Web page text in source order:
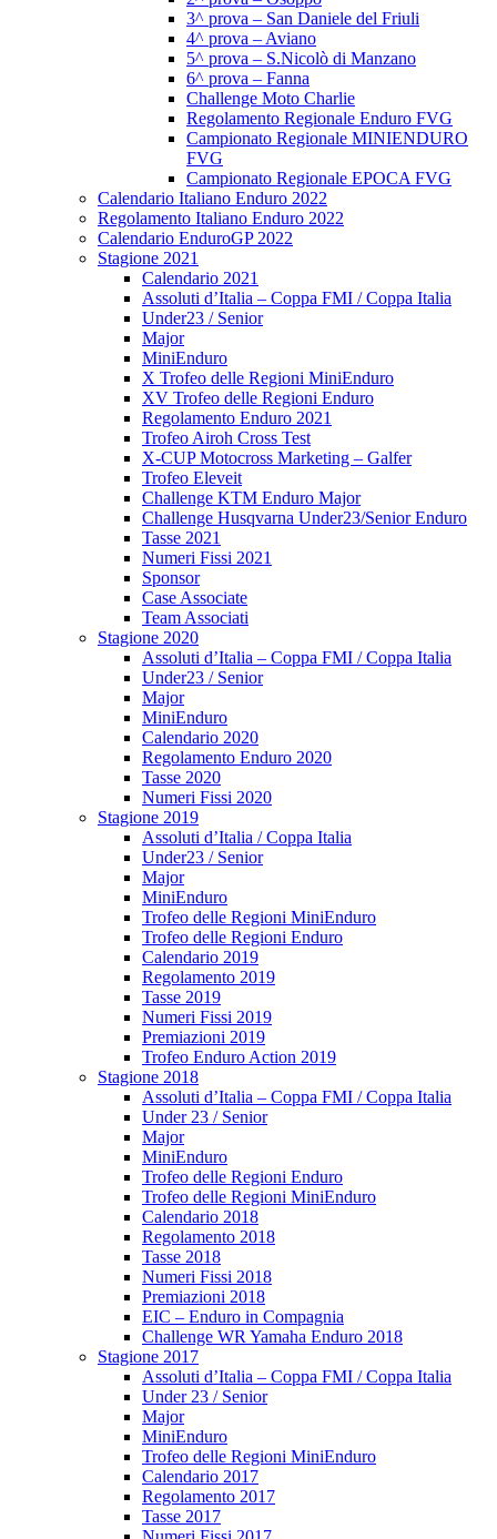
3^ prova – San Daniele del Friuli
4^ prova – Aviano
5^ prova – S.Nicolò di Manzano
6^ prova – Fanna
Challenge Moto Charlie
Regolamento Regionale Enduro FVG
Campionato Regionale MINIENDURO
FVG
Campionato Regionale EPOCA FVG
Calendario Italiano Enduro 2022
Regolamento Italiano Enduro 2022
Calendario EnduroGP 2022
Stagione 2021
Calendario 2021
Assoluti d’Italia – Coppa FMI / Coppa Italia
Under23 / Senior
Major
MiniEnduro
X Trofeo delle Regioni MiniEnduro
XV Trofeo delle Regioni Enduro
Regolamento Enduro 2021
Trofeo Airoh Cross Test
X-CUP Motocross Marketing – Galfer
Trofeo Eleveit
Challenge KTM Enduro Major
Challenge Husqvarna Under23/Senior Enduro
Tasse 2021
Numeri Fissi 2021
Sponsor
Case Associate
Team Associati
Stagione 2020
Assoluti d’Italia – Coppa FMI / Coppa Italia
Under23 / Senior
Major
MiniEnduro
Calendario 2020
Regolamento Enduro 2020
Tasse 2020
Numeri Fissi 2020
Stagione 2019
Assoluti d’Italia / Coppa Italia
Under23 / Senior
Major
MiniEnduro
Trofeo delle Regioni MiniEnduro
Trofeo delle Regioni Enduro
Calendario 2019
Regolamento 2019
Tasse 2019
Numeri Fissi 2019
Premiazioni 2019
Trofeo Enduro Action 2019
Stagione 2018
Assoluti d’Italia – Coppa FMI / Coppa Italia
Under 23 / Senior
Major
MiniEnduro
Trofeo delle Regioni Enduro
Trofeo delle Regioni MiniEnduro
Calendario 2018
Regolamento 2018
Tasse 2018
Numeri Fissi 2018
Premiazioni 2018
EIC – Enduro in Compagnia
Challenge WR Yamaha Enduro 2018
Stagione 2017
Assoluti d’Italia – Coppa FMI / Coppa Italia
Under 23 / Senior
Major
MiniEnduro
Trofeo delle Regioni MiniEnduro
Calendario 2017
Regolamento 2017
Tasse 2017